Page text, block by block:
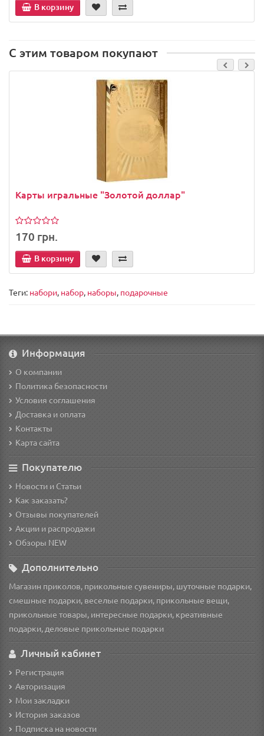
В корзину
С этим товаром покупают
Карты игральные "Золотой доллар"
170 грн.
В корзину
Теги: набори, набор, наборы, подарочные
Информация
О компании
Политика безопасности
Условия соглашения
Доставка и оплата
Контакты
Карта сайта
Покупателю
Новости и Статьи
Как заказать?
Отзывы покупателей
Акции и распродажи
Обзоры NEW
Дополнительно
Магазин приколов, прикольные сувениры, шуточные подарки,
смешные подарки, веселые подарки, прикольные вещи,
прикольные товары, интересные подарки, креативные
подарки, деловые прикольные подарки
Личный кабинет
Регистрация
Авторизация
Мои закладки
История заказов
Подписка на новости